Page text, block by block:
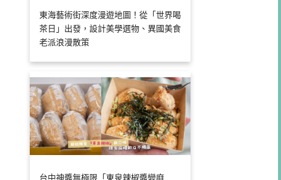
東海藝術街深度漫遊地圖！從「世界喝
茶日」出發，設計美學選物、異國美食
老派浪漫散策
台中神醬無極限「東泉辣椒醬變麻